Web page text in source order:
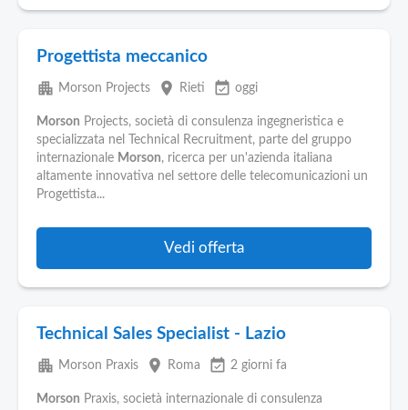
Progettista meccanico
apartment Morson Projects place Rieti event_available oggi
Morson Projects, società di consulenza ingegneristica e
specializzata nel Technical Recruitment, parte del gruppo
internazionale Morson, ricerca per un'azienda italiana
altamente innovativa nel settore delle telecomunicazioni un
Progettista...
Vedi offerta
Technical Sales Specialist - Lazio
apartment Morson Praxis place Roma event_available 2 giorni fa
Morson Praxis, società internazionale di consulenza